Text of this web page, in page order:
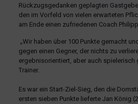
Rückzugsgedanken geplagten
den im Vorfeld von vielen erwarteten
am Ende einen zufriedenen Coach
„Wir haben über 100 Punkte gemacht
gegen einen Gegner, der nichts zu
ergebnisorientiert, aber auch spielerisch
Trainer.
Es war ein Start-Ziel-Sieg, den die
ersten sieben Punkte lieferte Jan König